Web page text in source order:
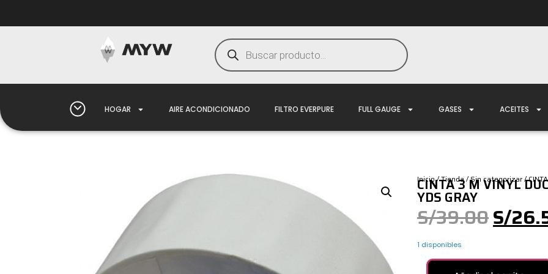
HOGAR AIRE ACONDICIONADO FILTRO EVERPURE FULL GAUGE GASES ACEITES
Inicio/Tienda/Sin categorizar/
CINTA 3 M VINYL
YDS GRAY
S/39.00S/
1 disponibles